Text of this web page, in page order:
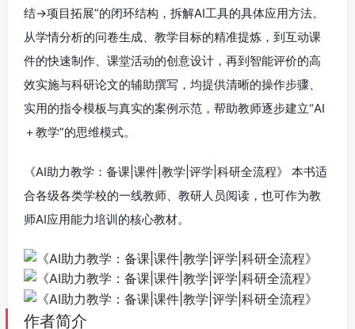
结→项目拓展”的闭环结构，拆解AI工具的具体应用方法。
从学情分析的问卷生成、教学目标的精准提炼，到互动课
件的快速制作、课堂活动的创意设计，再到智能评价的高
效实施与科研论文的辅助撰写，均提供清晰的操作步骤、
实用的指令模板与真实的案例示范，帮助教师逐步建立“AI
＋教学”的思维模式。
《AI助力教学：备课|课件|教学|评学|科研全流程》 本书适
合各级各类学校的一线教师、教研人员阅读，也可作为教
师AI应用能力培训的核心教材。
作者简介